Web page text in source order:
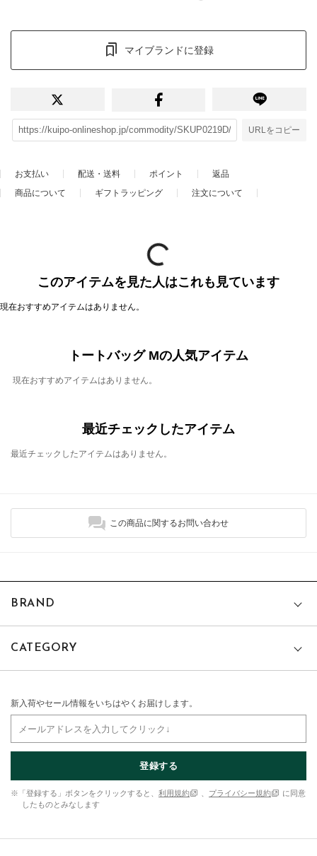
マイブランドに登録
URLをコピー
お支払い 配送・送料 ポイント
返品
商品について
ギフトラッピング 注文について
このアイテムを見た人はこれも見ています
現在おすすめアイテムはありません。
トートバッグ Mの人気アイテム
現在おすすめアイテムはありません。
最近チェックしたアイテム
最近チェックしたアイテムはありません。
この商品に関するお問い合わせ
BRAND
CATEGORY
新入荷やセール情報をいちはやくお届けします。
登録する
※「登録する」ボタンをクリックすると、 利用規約 プライバシー規約
に同意
したものとみなします